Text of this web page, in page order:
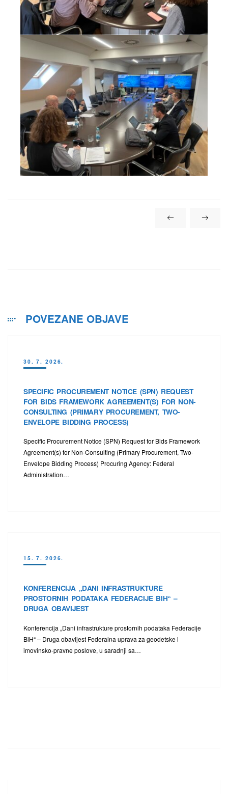
POVEZANE OBJAVE
30. 7. 2026.
SPECIFIC PROCUREMENT NOTICE (SPN) REQUEST
FOR BIDS FRAMEWORK AGREEMENT(S) FOR NON-
CONSULTING (PRIMARY PROCUREMENT, TWO-
ENVELOPE BIDDING PROCESS)
Specific Procurement Notice (SPN) Request for Bids Framework
Agreement(s) for Non-Consulting (Primary Procurement, Two-
Envelope Bidding Process) Procuring Agency: Federal
Administration…
15. 7. 2026.
KONFERENCIJA „DANI INFRASTRUKTURE
PROSTORNIH PODATAKA FEDERACIJE BIH“ –
DRUGA OBAVIJEST
Konferencija „Dani infrastrukture prostornih podataka Federacije
BiH“ – Druga obavijest Federalna uprava za geodetske i
imovinsko-pravne poslove, u saradnji sa…